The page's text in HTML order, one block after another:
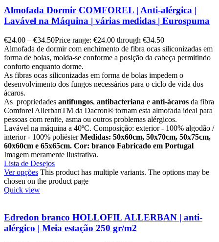
Almofada Dormir COMFOREL | Anti-alérgica |
Lavável na Máquina | várias medidas | Eurospuma
€24.00 – €34.50Price range: €24.00 through €34.50
Almofada de dormir com enchimento de fibra ocas siliconizadas em
forma de bolas, molda-se conforme a posição da cabeça permitindo
conforto enquanto dorme.
As fibras ocas siliconizadas em forma de bolas impedem o
desenvolvimento dos fungos necessários para o ciclo de vida dos
ácaros.
As propriedades antifungos, antibacteriana e anti-ácaros da fibra
Comforel AllerbanTM da Dacron® tornam esta almofada ideal para
pessoas com renite, asma ou outros problemas alérgicos.
Lavável na máquina a 40ºC. Composição: exterior - 100% algodão /
interior - 100% poliésterMedidas: 50x60cm, 50x70cm, 50x75cm,
60x60cm e 65x65cm. Cor: branco Fabricado em Portugal
Imagem meramente ilustrativa.
Lista de Desejos
Ver opções This product has multiple variants. The options may be
chosen on the product page
Quick view
Edredon branco HOLLOFIL ALLERBAN | anti-
alérgico | Meia estação 250 gr/m2